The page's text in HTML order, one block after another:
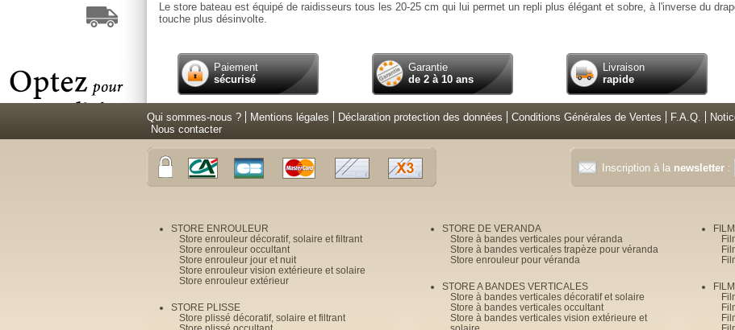
Le store bateau est équipé de raidisseurs tous les 20-25 cm qui lui permet un repli plus élégant et sobre, à l'inverse du
touche plus désinvolte.
Paiement
sécurisé
Garantie
de 2 à 10 ans
Livraison
rapide
Qui sommes-nous ? Mentions légales Déclaration protection des données Conditions Générales de Ventes F.A.Q.
Nous contacter
Inscription à la newsletter :
STORE ENROULEUR
Store enrouleur décoratif, solaire et filtrant
Store enrouleur occultant
Store enrouleur jour et nuit
Store enrouleur vision extérieure et solaire
Store enrouleur extérieur
STORE PLISSE
Store plissé décoratif, solaire et filtrant
STORE DE VERANDA
Store à bandes verticales pour véranda
Store à bandes verticales trapèze pour véranda
Store enrouleur pour véranda
STORE A BANDES VERTICALES
Store à bandes verticales décoratif et solaire
Store à bandes verticales occultant
Store à bandes verticales vision extérieure et